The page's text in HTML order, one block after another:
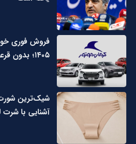
فروش فوری
۱۴۰۵؛ بدون قرعه‌کشی و حساب وکالتی
شیک‌ترین
آشنایی با